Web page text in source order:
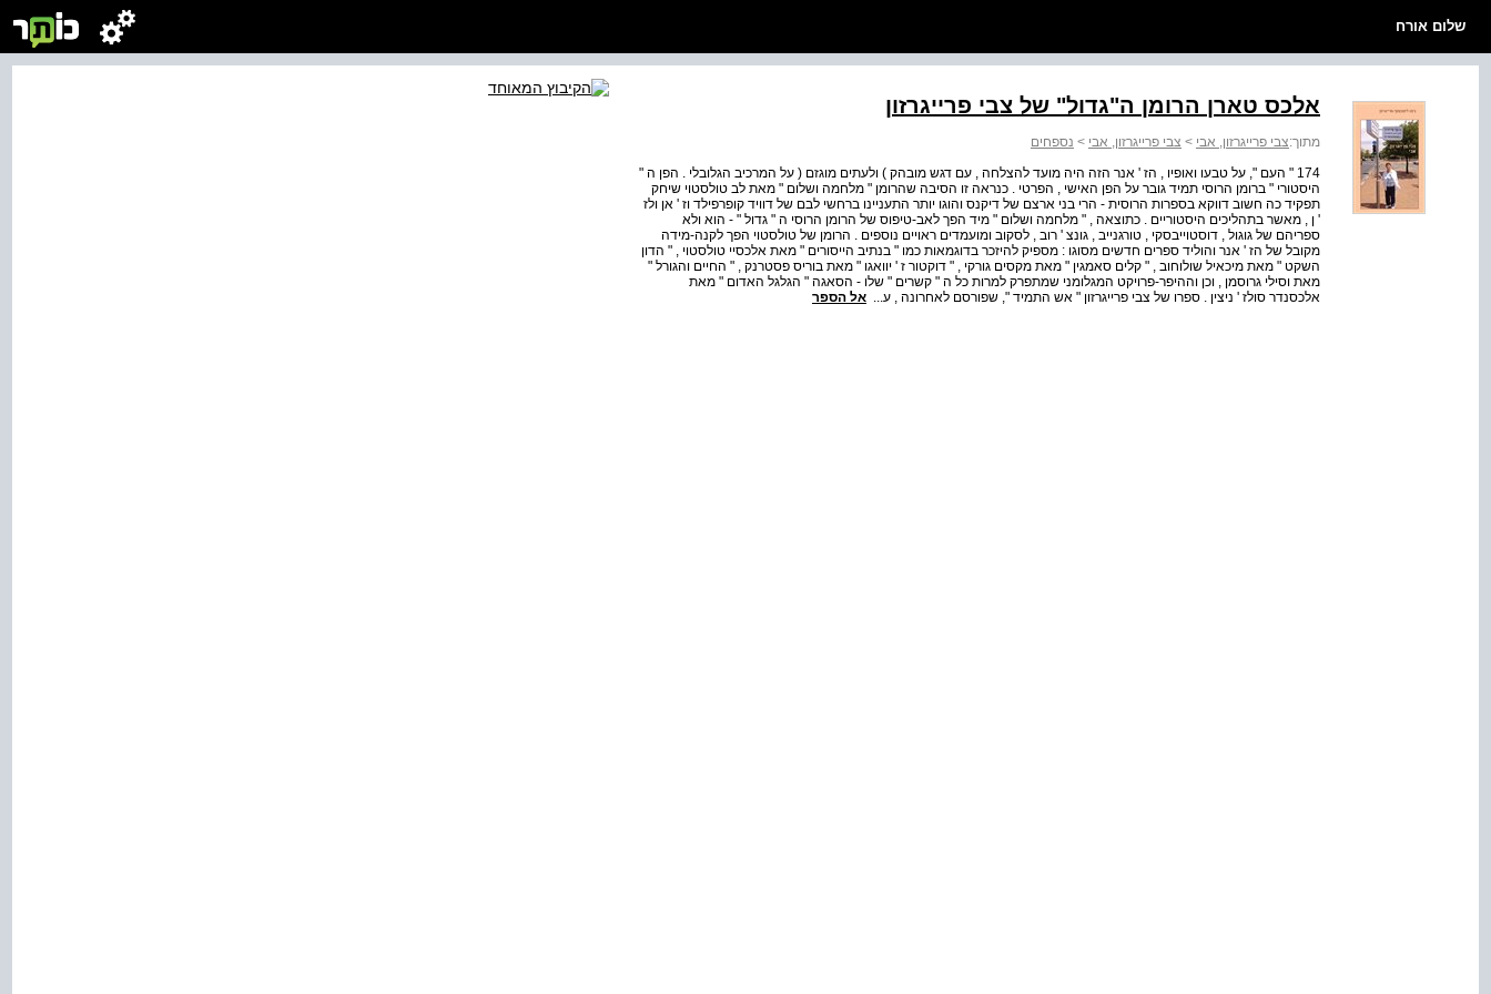
שלום אורח
אלכס טארן הרומן ה"גדול" של צבי פרייגרזון
מתוך:צבי פרייגרזון, אבי > צבי פרייגרזון, אבי > נספחים
174 " העם ", על טבעו ואופיו , הז ' אנר הזה היה מועד להצלחה , עם דגש מובהק ) ולעתים מוגזם ( על המרכיב הגלובלי . הפן ה "
היסטורי " ברומן הרוסי תמיד גובר על הפן האישי , הפרטי . כנראה זו הסיבה שהרומן " מלחמה ושלום " מאת לב טולסטוי שיחק
תפקיד כה חשוב דווקא בספרות הרוסית - הרי בני ארצם של דיקנס והוגו יותר התעניינו ברחשי לבם של דוויד קופרפילד וז ' אן ולז
' ן , מאשר בתהליכים היסטוריים . כתוצאה , " מלחמה ושלום " מיד הפך לאב-טיפוס של הרומן הרוסי ה " גדול " - הוא ולא
ספריהם של גוגול , דוסטוייבסקי , טורגנייב , גונצ ' רוב , לסקוב ומועמדים ראויים נוספים . הרומן של טולסטוי הפך לקנה-מידה
מקובל של הז ' אנר והוליד ספרים חדשים מסוגו : מספיק להיזכר בדוגמאות כמו " בנתיב הייסורים " מאת אלכסיי טולסטוי , " הדון
השקט " מאת מיכאיל שולוחוב , " קלים סאמגין " מאת מקסים גורקי , " דוקטור ז ' יוואגו " מאת בוריס פסטרנק , " החיים והגורל "
מאת וסילי גרוסמן , וכן וההיפר-פרויקט המגלומני שמתפרק למרות כל ה " קשרים " שלו - הסאגה " הגלגל האדום " מאת
אלכסנדר סולז ' ניצין . ספרו של צבי פרייגרזון " אש התמיד ", שפורסם לאחרונה , ע... אל הספר